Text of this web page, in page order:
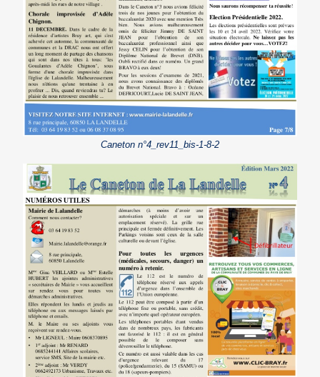
Caneton n°4_rev11_bis-1-8-2